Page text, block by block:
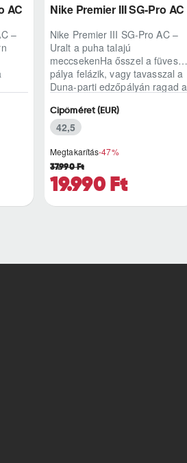
AC
–
Nike Premier III SG-Pro AC
Nike Premier III SG-Pro AC –
Uralt a puha talajú
meccsekenHa ősszel a füves
pálya felázik, vagy tavasszal a
Duna-parti edzőpályán ragad a
Megtakarítás-47%
19.990 Ft
37.990 Ft
Cipőméret (EUR)
42,5